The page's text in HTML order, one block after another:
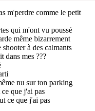
m'perdre comme le petit
qui m'ont vu poussé
même bizarrement
à des calmants
dans mes ???
nu sur ton parking
que j'ai pas
ce que j'ai pas